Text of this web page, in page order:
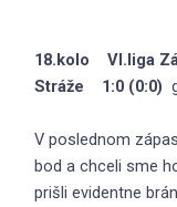
18.kolo VI.liga
Stráže 1:0 (0:0)
V poslednom
bod a chceli sme
prišli evidentne